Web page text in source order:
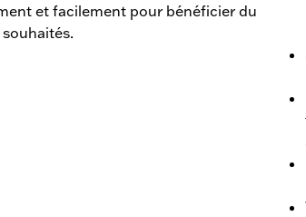
et facilement pour bénéficier du